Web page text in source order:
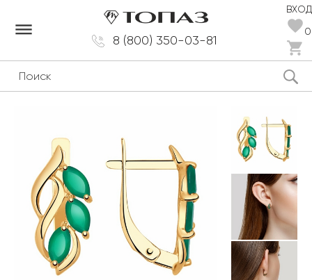
8 (800) 350-03-81
ВХОД
0
dehaze